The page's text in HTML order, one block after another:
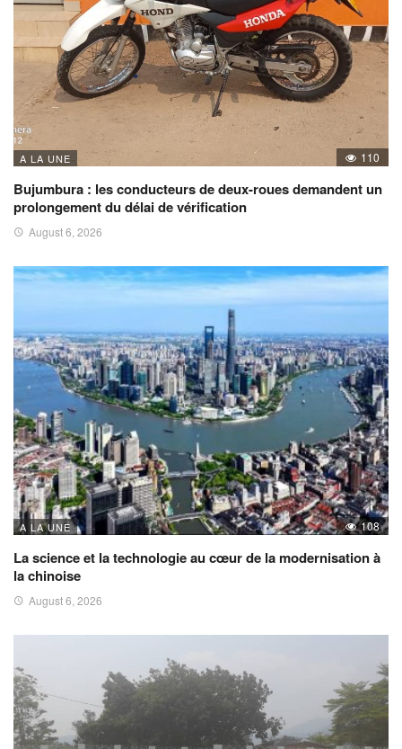
A LA UNE 110
Bujumbura : les conducteurs de deux-roues demandent un
prolongement du délai de vérification
August 6, 2026
A LA UNE 108
La science et la technologie au cœur de la modernisation à
la chinoise
August 6, 2026